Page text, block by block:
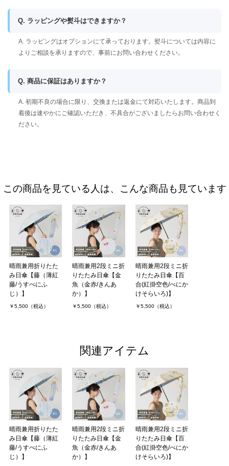
Q. ラッピングや熨斗はできますか？
A. ラッピングはオプションにて承っております。熨斗については内容に
よりご相談を承りますので、事前にお問い合わせください。
Q. 商品に保証はありますか？
A. 初期不良の場合に限り、交換または返金にて対応いたします。商品到
着後は速やかにご確認いただき、不具合がございましたらお問い合わせく
ださい。
この商品を見ている人は、こんな商品も見ています
晴雨兼用折りたた
み日傘【藤（薄紅
藤/うすべにふ
じ）】
￥5,500（税込）
晴雨兼用2段ミニ折
りたたみ日傘【金
魚（金赤/きんあ
か）】
￥5,500（税込）
晴雨兼用2段ミニ折
りたたみ日傘【百
合(紅掛空色/べにか
けそらいろ)】
￥5,500（税込）
関連アイテム
晴雨兼用折りたた
み日傘【藤（薄紅
藤/うすべにふ
じ）】
晴雨兼用2段ミニ折
りたたみ日傘【金
魚（金赤/きんあ
か）】
晴雨兼用2段ミニ折
りたたみ日傘【百
合(紅掛空色/べにか
けそらいろ)】